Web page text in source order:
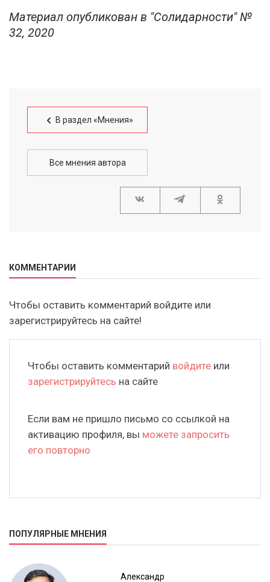
Материал опубликован в "Солидарности" №
32, 2020
В раздел «Мнения»
Все мнения автора
КОММЕНТАРИИ
Чтобы оставить комментарий войдите или
зарегистрируйтесь на сайте!
Чтобы оставить комментарий войдите или
зарегистрируйтесь на сайте
Если вам не пришло письмо со ссылкой на
активацию профиля, вы можете запросить
его повторно
ПОПУЛЯРНЫЕ МНЕНИЯ
Александр